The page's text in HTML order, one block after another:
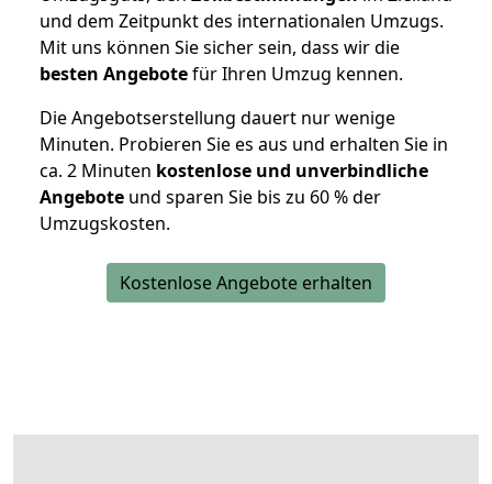
und dem Zeitpunkt des internationalen Umzugs.
Mit uns können Sie sicher sein, dass wir die
besten Angebotefür Ihren Umzug kennen.
Die Angebotserstellung dauert nur wenige
Minuten. Probieren Sie es aus und erhalten Sie in
ca. 2 Minuten kostenlose und unverbindliche
Angebote und sparen Sie bis zu 60 % der
Umzugskosten.
Kostenlose Angebote erhalten